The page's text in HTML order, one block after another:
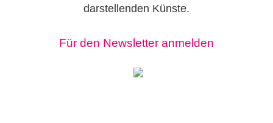
darstellenden Künste.
Für den Newsletter anmelden